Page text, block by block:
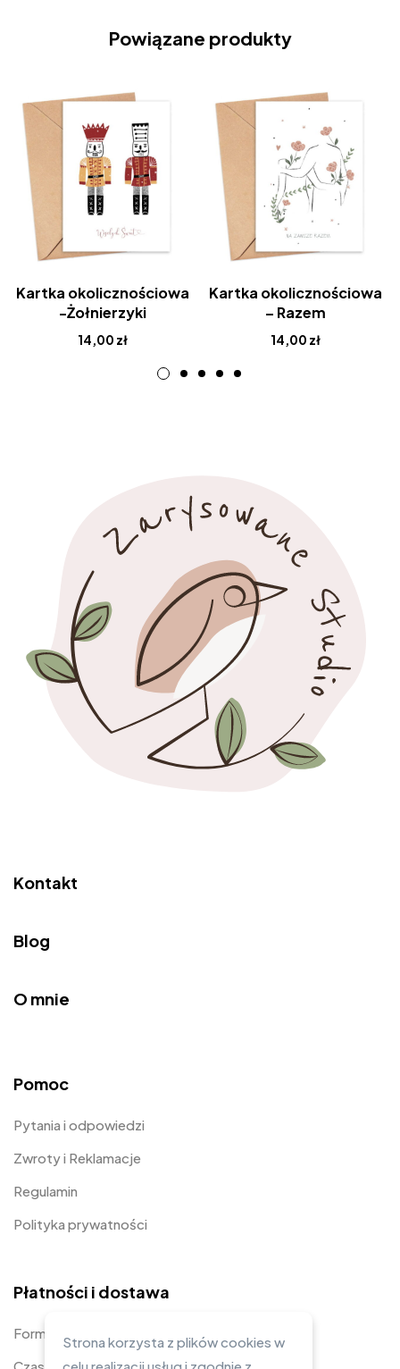
Powiązane produkty
Kartka okolicznościowa
-Żołnierzyki
14,00 zł
Kartka okolicznościowa
– Razem
14,00 zł
Kontakt
Blog
O mnie
Pomoc
Pytania i odpowiedzi
Zwroty i Reklamacje
Regulamin
Polityka prywatności
Płatności i dostawa
Formy płatności
Strona korzysta z plików cookies w